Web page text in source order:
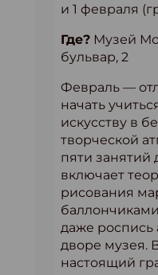
и 1 февраля
Где? Музей
бульвар, 2
Февраль —
начать
искусству в
творческой
пяти занятий
включает
рисования
даже роспись
дворе музея.
настоящий